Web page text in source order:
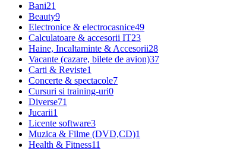
Bani21
Beauty9
Electronice & electrocasnice49
Calculatoare & accesorii IT23
Haine, Incaltaminte & Accesorii28
Vacante (cazare, bilete de avion)37
Carti & Reviste1
Concerte & spectacole7
Cursuri si training-uri0
Diverse71
Jucarii1
Licente software3
Muzica & Filme (DVD,CD)1
Health & Fitness11